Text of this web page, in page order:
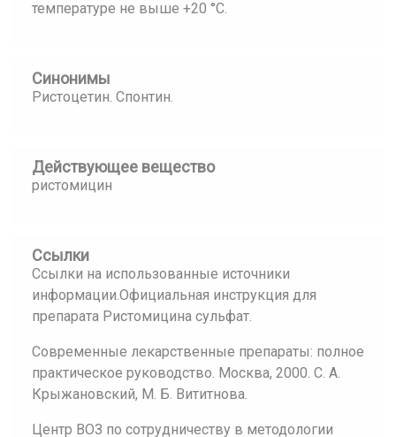
температуре не выше +20 °С.
Синонимы
Ристоцетин. Спонтин.
Действующее вещество
ристомицин
Ссылки
Ссылки на использованные источники
информации.Официальная инструкция для
препарата Ристомицина сульфат.
Современные лекарственные препараты: полное
практическое руководство. Москва, 2000. С. А.
Крыжановский, М. Б. Вититнова.
Центр ВОЗ по сотрудничеству в методологии